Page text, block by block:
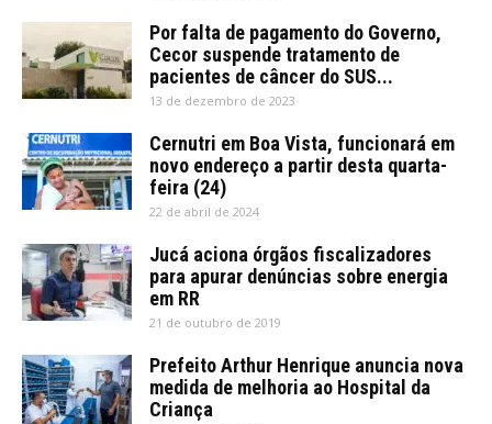
Por falta de pagamento do Governo,
Cecor suspende tratamento de
pacientes de câncer do SUS...
13 de dezembro de 2023
Cernutri em Boa Vista, funcionará em
novo endereço a partir desta quarta-
feira (24)
22 de abril de 2024
Jucá aciona órgãos fiscalizadores
para apurar denúncias sobre energia
em RR
21 de outubro de 2019
Prefeito Arthur Henrique anuncia nova
medida de melhoria ao Hospital da
Criança